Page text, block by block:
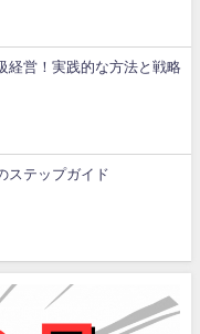
経営！実践的な方法と戦略
ステップガイド